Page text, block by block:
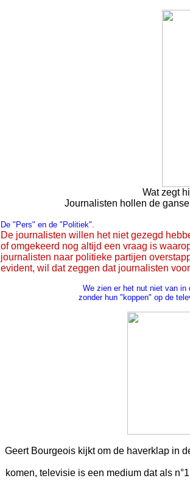
Wat zegt
Journalisten hollen de
De "Pers" en de "Politiek".
De journalisten willen het niet gezegd
of omgekeerd nog altijd een vraag is
journalisten naar politieke partijen
evident, wil dat zeggen dat journalisten
We zien er het nut niet van in
zonder hun "koppen" op de
Geert Bourgeois kijkt om de haverklap in
komen, televisie is een medium dat als